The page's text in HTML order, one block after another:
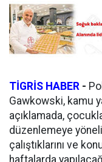
TİGRİS HABER -
Gawkowski, kamu
açıklamada,
düzenlemeye
çalıştıklarını ve
haftalarda